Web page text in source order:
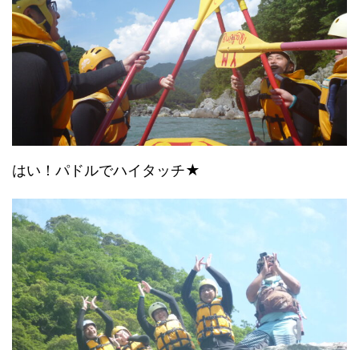
はい！パドルでハイタッチ★